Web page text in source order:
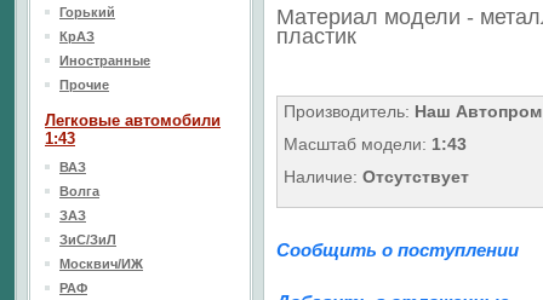
Материал модели -
пластик
Производитель: Наш Автопром
Масштаб модели: 1:43
Наличие: Отсутствует
Сообщить о поступлении
Горький
КрАЗ
Иностранные
Прочие
Легковые автомобили
1:43
ВАЗ
Волга
ЗАЗ
ЗиС/ЗиЛ
Москвич/ИЖ
РАФ